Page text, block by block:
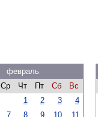
февраль
Ср Чт Пт Сб
Вс
1
2 3
4
7 8 9 10
11